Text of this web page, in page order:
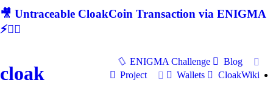
🎥 Untraceable CloakCoin Transaction via ENIGMA
⚡🕵‍♂
cloak
ENIGMA Challenge
Blog
Project
Wallets CloakWiki